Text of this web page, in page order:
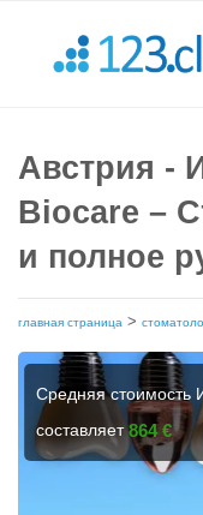
Австрия -
Biocare –
и полное
главная страница >
Средняя стоимость
составляет864 €